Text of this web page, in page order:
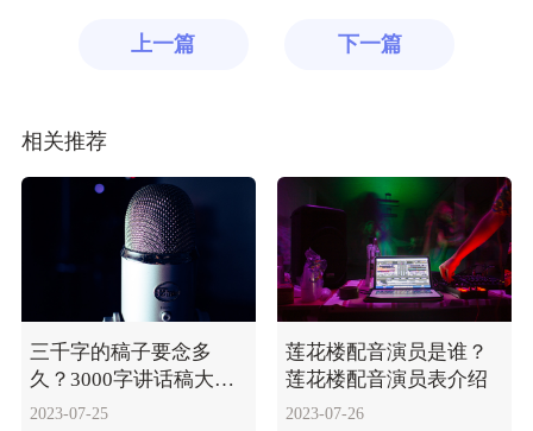
上一篇 下一篇
相关推荐
三千字的稿子要念多
久？3000字讲话稿大概
需多长时间？
2023-07-25
莲花楼配音演员是谁？
莲花楼配音演员表介绍
2023-07-26